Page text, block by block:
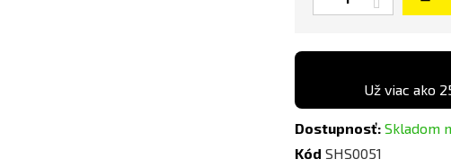
Už viac ako
Dostupnosť: Skladom
Kód SHS0051